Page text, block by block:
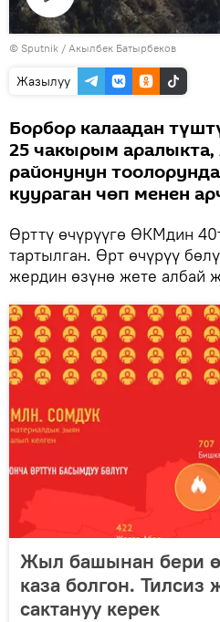
Видеону
көрсөтүү
© Sputnik / Акылбек Батырбеков
Жазылуу
Борбор калаадан
25 чакырым
районунун
куураган чөп менен
Өрттү өчүрүүгө ӨКМдин
тартылган. Өрт өчүрүү
жердин өзүнө жете албай
Жыл башынан бери
каза болгон. Тилсиз
сактануу керек